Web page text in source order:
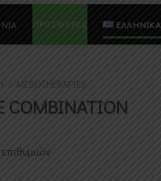
ΠΡΟΣΦΟΡΕΣ ΕΛΛΗΝΙΚΆ
/ MESOTHERAPIES
COMBINATION